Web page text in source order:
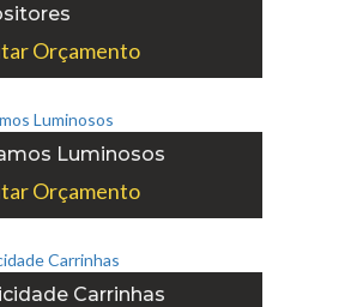
Orçamento
Luminosos
Orçamento
Carrinhas